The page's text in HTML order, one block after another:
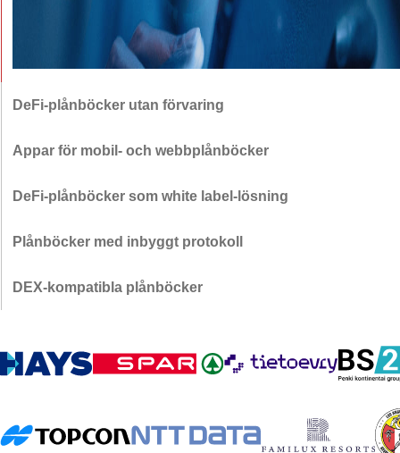
DeFi-plånböcker utan förvaring
hanterar säkerhetsarkitekturen, behörigheterna och
återställningsprocessen. Innowsie utvecklar plånböcker med
Appar för mobil- och webbplånböcker
funktioner för tokenbyte, staking, utlåning, portföljövervakning och
kedjeöverskridande tillgångshantering, utformade utifrån
DeFi-plånböcker som white label-lösning
anpassad efter din affärsmodell. Våra experter skräddarsyr
plånbokens logik, stödda tillgångar, registreringsflöden och
Plånböcker med inbyggt protokoll
Lido, vilket möjliggör utlåning, upplåning, staking och
avkastningsstrategier direkt i plånbokens gränssnitt. Varje process
DEX-kompatibla plånböcker
kedjeöverskridande handel. Detta gör det möjligt för användarna att
jämföra kurser, slippage och avgifter innan transaktionen